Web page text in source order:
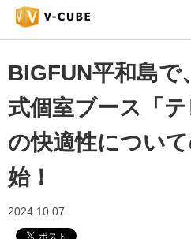
BIGFUN平和島で
式個室ブース「テ
の快適性につい
始！
2024.10.07